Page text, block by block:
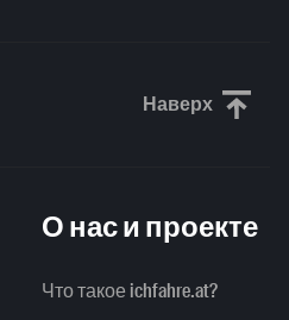
Наверх
О нас и проекте
Что такое ichfahre.at?